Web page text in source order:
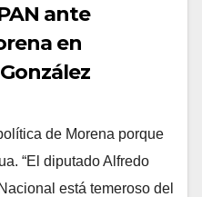
ante
en
de Morena porque
“El diputado Alfredo
está temeroso del